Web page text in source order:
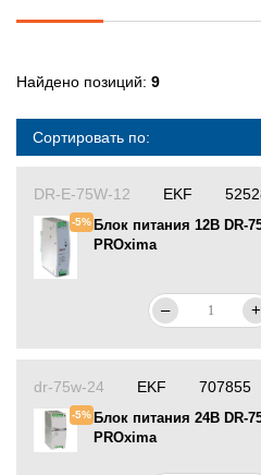
Найдено позиций: 9
Сортировать по:
DR-E-75W-12
-5%Блок питания 12В DR-
PROxima
EKF
– +
707855
dr-75w-24
-5% Блок питания 24В DR-
PROxima
EKF